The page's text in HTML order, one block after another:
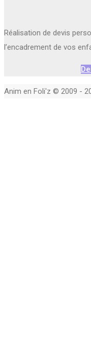
Réalisation de devis
l’encadrement de vos
Anim en Foli'z © 2009 -